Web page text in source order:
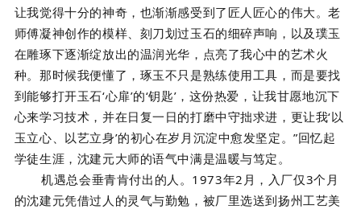
让我觉得十分的神奇，也渐渐感受到了匠人匠心的伟大。老
师傅凝神创作的模样、刻刀划过玉石的细碎声响，以及璞玉
在雕琢下逐渐绽放出的温润光华，点亮了我心中的艺术火
种。那时候我便懂了，琢玉不只是熟练使用工具，而是要找
到能够打开玉石‘心扉’的‘钥匙’，这份热爱，让我甘愿地沉下
心来学习技术，并在日复一日的打磨中守拙求进，更让我‘以
玉立心、以艺立身’的初心在岁月沉淀中愈发坚定。”回忆起
学徒生涯，沈建元大师的语气中满是温暖与笃定。
机遇总会垂青肯付出的人。1973年2月，入厂仅3个月
的沈建元凭借过人的灵气与勤勉，被厂里选送到扬州工艺美